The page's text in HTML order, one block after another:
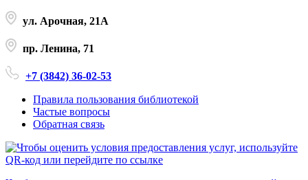
ул. Арочная, 21А
пр. Ленина, 71
+7 (3842) 36-02-53
Правила пользования библиотекой
Частые вопросы
Обратная связь